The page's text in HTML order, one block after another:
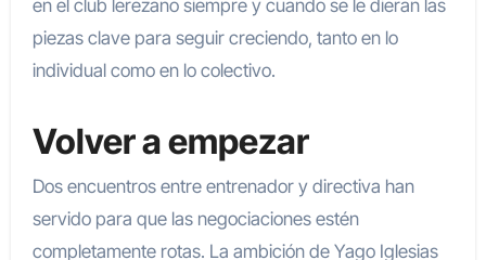
en el club lerezano siempre y cuando se le dieran las
piezas clave para seguir creciendo, tanto en lo
individual como en lo colectivo.
Volver a empezar
Dos encuentros entre entrenador y directiva han
servido para que las negociaciones estén
completamente rotas. La ambición de Yago Iglesias